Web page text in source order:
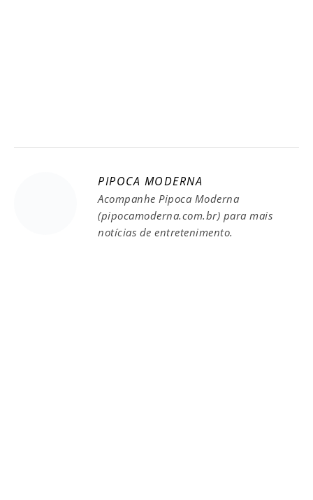
PIPOCA MODERNA
Acompanhe Pipoca Moderna
(pipocamoderna.com.br) para mais
notícias de entretenimento.